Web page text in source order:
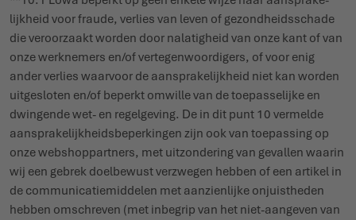
lijkheid voor fraude, verlies van leven of gezond­heids­schade
die veroorzaakt worden door nala­tigheid van onze kant of van
onze werk­nemers en/of verte­gen­woor­digers, of voor enig
ander verlies waarvoor de aanspra­ke­lijkheid niet kan worden
uitge­sloten en/of beperkt omwille van de toepas­selijke en
dwingende wet- en regel­geving. De in dit punt 10 vermelde
aanspra­ke­lijk­heids­be­per­kingen zijn ook van toepassing op
onze webshop­partners, met uitzon­dering van gevallen waarin
wij een gebrek doel­bewust verzwegen hebben of een artikel in
de commu­ni­ca­tie­middelen met aanzienlijke onjuistheden
hebben omschreven (met inbegrip van het niet-aangeven van